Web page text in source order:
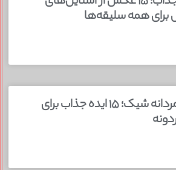
همه سلیقه‌ها
انگشتر سنگی مردانه شیک؛ ۱۵ ایده جذاب برای